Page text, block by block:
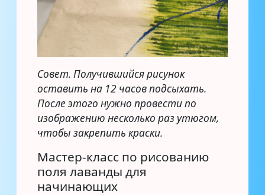
Совет. Получившийся рисунок
оставить на 12 часов подсыхать.
После этого нужно провести по
изображению несколько раз утюгом,
чтобы закрепить краски.
Мастер-класс по рисованию
поля лаванды для
начинающих